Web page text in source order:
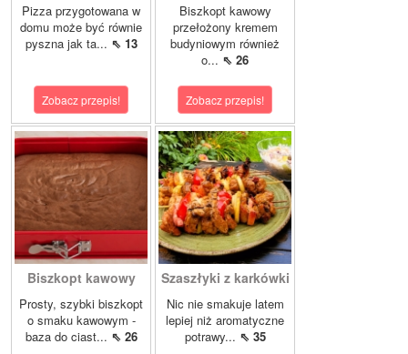
Pizza przygotowana w
domu może być równie
pyszna jak ta... ⇖ 13
Zobacz przepis!
Biszkopt kawowy
przełożony kremem
budyniowym również
o... ⇖ 26
Zobacz przepis!
Biszkopt kawowy
Prosty, szybki biszkopt
o smaku kawowym -
baza do ciast... ⇖ 26
Szaszłyki z karkówki
Nic nie smakuje latem
lepiej niż aromatyczne
potrawy... ⇖ 35